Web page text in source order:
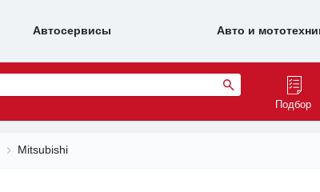
Автосервисы Авто и
Подбор
Mitsubishi